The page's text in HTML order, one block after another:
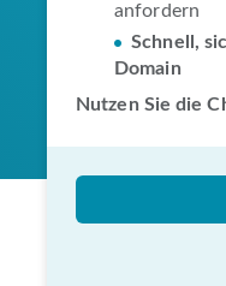
anfordern
Schnell,
Domain
Nutzen Sie die